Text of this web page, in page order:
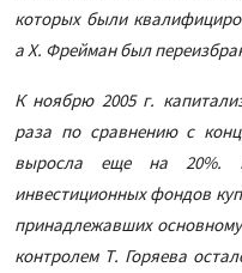
которых были
а Х. Фрейман был
К ноябрю 2005 г.
раза по сравнению с
выросла еще на 20%.
инвестиционных фондов
принадлежавших
контролем Т. Горяева